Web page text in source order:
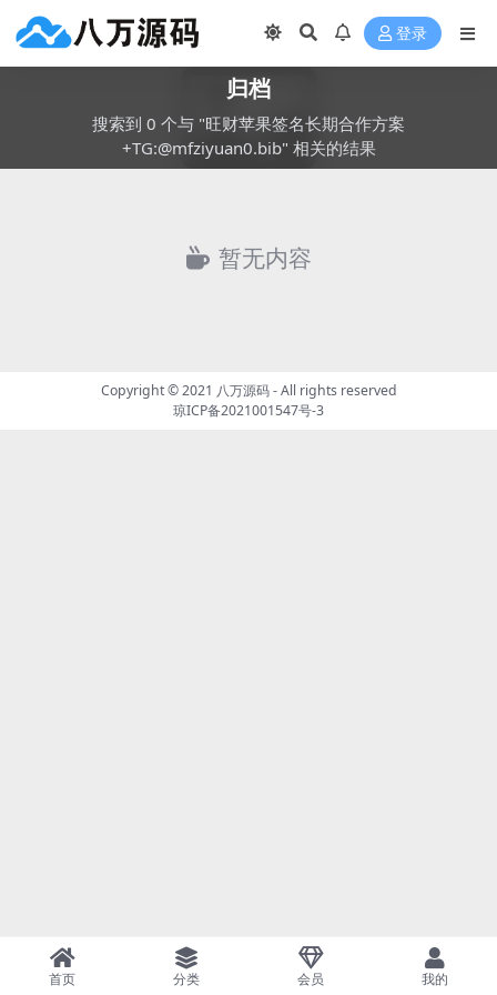
登录
归档
搜索到 0 个与 "旺财苹果签名长期合作方案
+TG:@mfziyuan0.bib" 相关的结果
暂无内容
Copyright © 2021 八万源码- All rights reserved
琼ICP备2021001547号-3
首页 分类 会员 我的